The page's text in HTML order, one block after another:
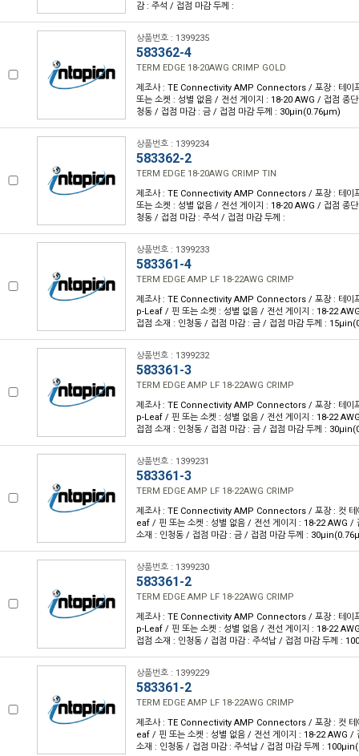
감 : 주석 / 접점 마감 두께 :
상품번호 : 1399235
583362-4
TERM EDGE 18-20AWG CRIMP GOLD
제조사 : TE Connectivity AMP Connectors / 포장 : 테이
또는 소켓 : 성별 없음 / 전선 게이지 : 18-20 AWG / 접점 종
청동 / 접점 마감 : 금 / 접점 마감 두께 : 30µin(0.76µm)
상품번호 : 1399234
583362-2
TERM EDGE 18-20AWG CRIMP TIN
제조사 : TE Connectivity AMP Connectors / 포장 : 테이
또는 소켓 : 성별 없음 / 전선 게이지 : 18-20 AWG / 접점 종
청동 / 접점 마감 : 주석 / 접점 마감 두께 :
상품번호 : 1399233
583361-4
TERM EDGE AMP LF 18-22AWG CRIMP
제조사 : TE Connectivity AMP Connectors / 포장 : 테이
p-Leaf / 핀 또는 소켓 : 성별 없음 / 전선 게이지 : 18-22
접점 소재 : 인청동 / 접점 마감 : 금 / 접점 마감 두께 :
상품번호 : 1399232
583361-3
TERM EDGE AMP LF 18-22AWG CRIMP
제조사 : TE Connectivity AMP Connectors / 포장 : 테이
p-Leaf / 핀 또는 소켓 : 성별 없음 / 전선 게이지 : 18-22
접점 소재 : 인청동 / 접점 마감 : 금 / 접점 마감 두께 :
상품번호 : 1399231
583361-3
TERM EDGE AMP LF 18-22AWG CRIMP
제조사 : TE Connectivity AMP Connectors / 포장 : 컷 테
eaf / 핀 또는 소켓 : 성별 없음 / 전선 게이지 : 18-22 AWG /
소재 : 인청동 / 접점 마감 : 금 / 접점 마감 두께 :
상품번호 : 1399230
583361-2
TERM EDGE AMP LF 18-22AWG CRIMP
제조사 : TE Connectivity AMP Connectors / 포장 : 테이
p-Leaf / 핀 또는 소켓 : 성별 없음 / 전선 게이지 : 18-22
접점 소재 : 인청동 / 접점 마감 : 주석납 / 접점 마감 두께 :
상품번호 : 1399229
583361-2
TERM EDGE AMP LF 18-22AWG CRIMP
제조사 : TE Connectivity AMP Connectors / 포장 : 컷 테
eaf / 핀 또는 소켓 : 성별 없음 / 전선 게이지 : 18-22 AWG /
소재 : 인청동 / 접점 마감 : 주석납 / 접점 마감 두께 :